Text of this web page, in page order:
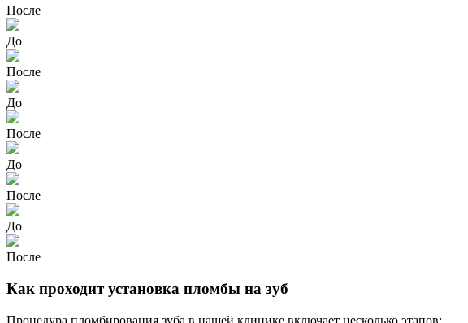
После
До
После
До
После
До
После
До
После
Как проходит установка пломбы на зуб
Процедура пломбирования зуба в нашей клинике включает несколько этапов: